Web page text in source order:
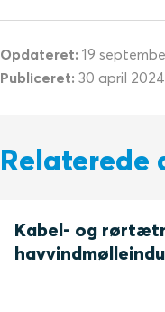
Opdateret: 19
Publiceret: 30 april 2024
Relaterede
Kabel- og